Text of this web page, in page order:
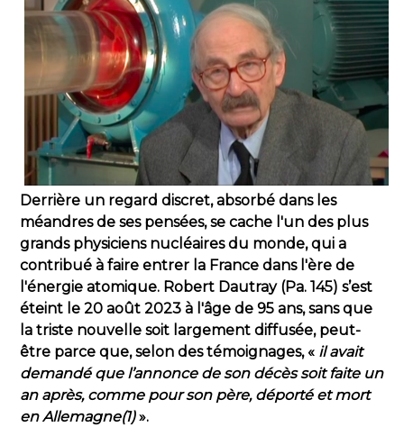
Derrière un regard discret, absorbé dans les
méandres de ses pensées, se cache l'un des plus
grands physiciens nucléaires du monde, qui a
contribué à faire entrer la France dans l'ère de
l'énergie atomique. Robert Dautray (Pa. 145) s’est
éteint le 20 août 2023 à l'âge de 95 ans, sans que
la triste nouvelle soit largement diffusée, peut-
être parce que, selon des témoignages, « il avait
demandé que l’annonce de son décès soit faite un
an après, comme pour son père, déporté et mort
en Allemagne(1)».